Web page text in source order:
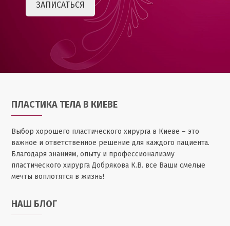
ПЛАСТИКА ТЕЛА В КИЕВЕ
Выбор хорошего пластического хирурга в Киеве – это
важное и ответственное решение для каждого пациента.
Благодаря знаниям, опыту и профессионализму
пластического хирурга Добрякова К.В. все Ваши смелые
мечты воплотятся в жизнь!
НАШ БЛОГ